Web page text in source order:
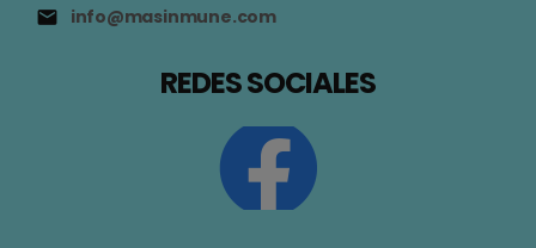
info@masinmune.com
REDES SOCIALES